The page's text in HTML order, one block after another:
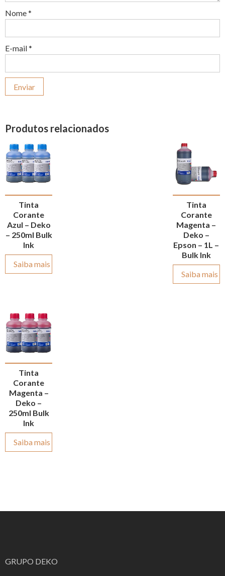
Nome*
E-mail*
Produtos relacionados
Tinta
Corante
Azul – Deko
– 250ml Bulk
Ink
Saiba mais
Tinta
Corante
Magenta –
Deko –
Epson – 1L –
Bulk Ink
Saiba mais
Tinta
Corante
Magenta –
Deko –
250ml Bulk
Ink
Saiba mais
GRUPO DEKO